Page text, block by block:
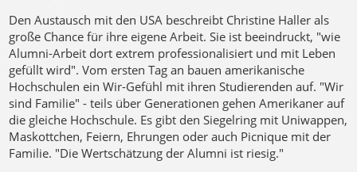
Den Austausch mit den USA beschreibt Christine Haller als
große Chance für ihre eigene Arbeit. Sie ist beeindruckt, "wie
Alumni-Arbeit dort extrem professionalisiert und mit Leben
gefüllt wird". Vom ersten Tag an bauen amerikanische
Hochschulen ein Wir-Gefühl mit ihren Studierenden auf. "Wir
sind Familie" - teils über Generationen gehen Amerikaner auf
die gleiche Hochschule. Es gibt den Siegelring mit Uniwappen,
Maskottchen, Feiern, Ehrungen oder auch Picnique mit der
Familie. "Die Wertschätzung der Alumni ist riesig."